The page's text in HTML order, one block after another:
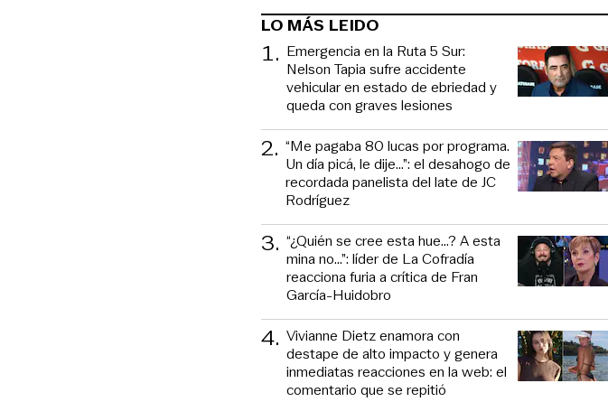
LO MÁS LEIDO
1. Emergencia en la Ruta 5 Sur:
Nelson Tapia sufre accidente
vehicular en estado de ebriedad y
queda con graves lesiones
2. “Me pagaba 80 lucas por programa.
Un día picá, le dije...”: el desahogo de
recordada panelista del late de JC
Rodríguez
3. “¿Quién se cree esta hue...? A esta
mina no...”: líder de La Cofradía
reacciona furia a crítica de Fran
García-Huidobro
4. Vivianne Dietz enamora con
destape de alto impacto y genera
inmediatas reacciones en la web: el
comentario que se repitió